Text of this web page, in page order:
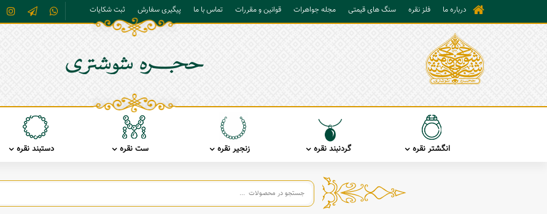
درباره ما فلز نقره سنگ های قیمتی مجله جواهرات قوانین و مقررات تماس با ما پیگیری سفارش ثبت شکایات
انگشتر نقره گردنبند نقره زنجیر نقره ست نقره دستبند نقره